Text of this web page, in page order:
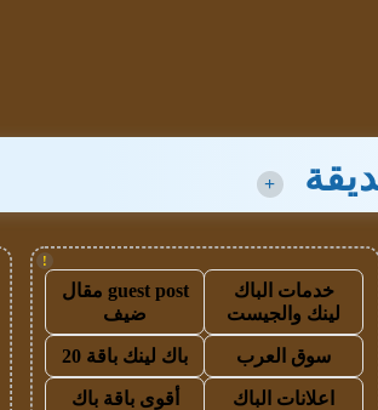
+
!
خدمات الباك
لينك والجيست
guest post مقال
ضيف
سوق العرب باك لينك باقة 20
اعلانات الباك
أقوى باقة باك